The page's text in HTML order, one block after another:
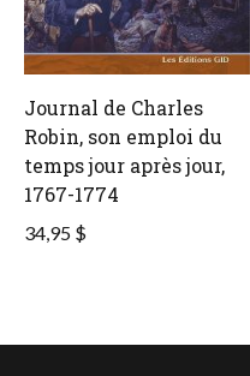
Journal de Charles
Robin, son emploi du
temps jour après jour,
1767-1774
34,95 $